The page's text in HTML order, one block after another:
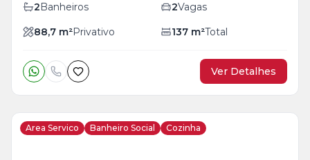
2Banheiros 2Vagas
88,7 m²Privativo 137 m²Total
Ver Detalhes
Area Servico Banheiro Social Cozinha